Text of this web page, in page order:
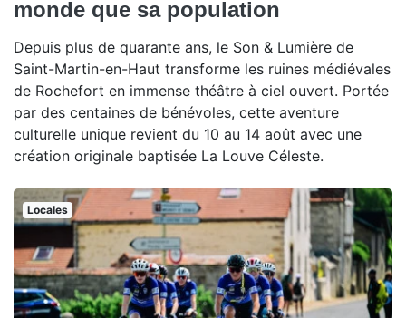
monde que sa population
Depuis plus de quarante ans, le Son & Lumière de
Saint-Martin-en-Haut transforme les ruines médiévales
de Rochefort en immense théâtre à ciel ouvert. Portée
par des centaines de bénévoles, cette aventure
culturelle unique revient du 10 au 14 août avec une
création originale baptisée La Louve Céleste.
Locales